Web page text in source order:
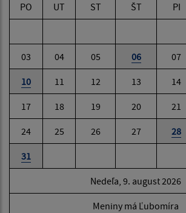
PO UT ST ŠT PI
03 04 05 06 07
10 11 12 13 14
17 18 19 20 21
24 25 26 27 28
31
Nedeľa, 9. august 2026
Meniny má Ľubomíra